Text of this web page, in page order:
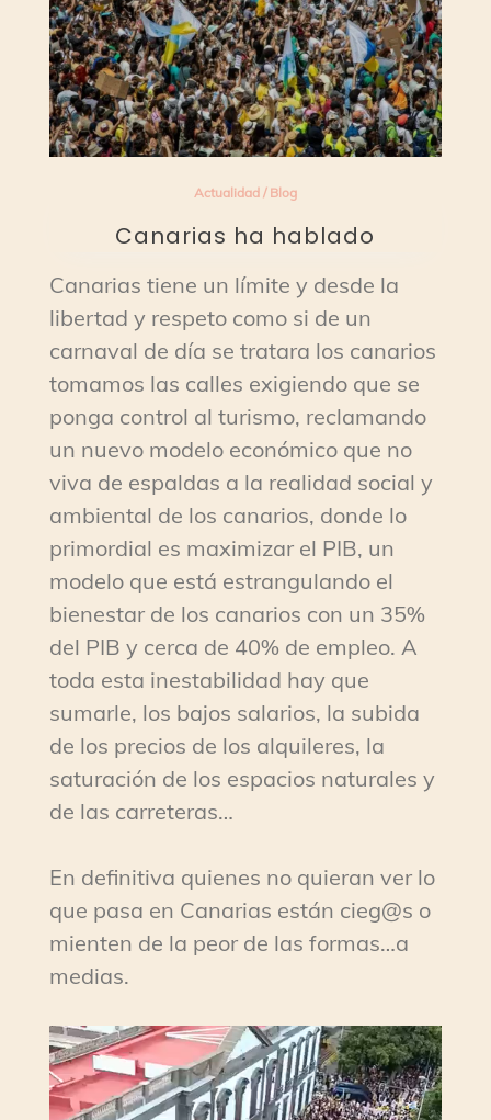
Actualidad / Blog
Canarias ha hablado
Canarias tiene un límite y desde la
libertad y respeto como si de un
carnaval de día se tratara los canarios
tomamos las calles exigiendo que se
ponga control al turismo, reclamando
un nuevo modelo económico que no
viva de espaldas a la realidad social y
ambiental de los canarios, donde lo
primordial es maximizar el PIB, un
modelo que está estrangulando el
bienestar de los canarios con un 35%
del PIB y cerca de 40% de empleo. A
toda esta inestabilidad hay que
sumarle, los bajos salarios, la subida
de los precios de los alquileres, la
saturación de los espacios naturales y
de las carreteras…
En definitiva quienes no quieran ver lo
que pasa en Canarias están cieg@s o
mienten de la peor de las formas…a
medias.